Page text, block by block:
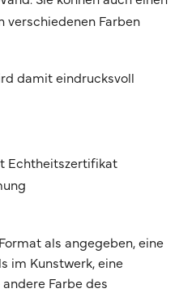
verschiedenen Farben
damit eindrucksvoll
Echtheitszertifikat
als angegeben, eine
im Kunstwerk, eine
Farbe des